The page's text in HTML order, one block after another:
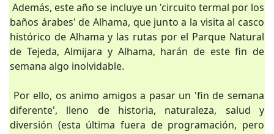
Además, este año se incluye un 'circuito termal por los
baños árabes' de Alhama, que junto a la visita al casco
histórico de Alhama y las rutas por el Parque Natural
de Tejeda, Almijara y Alhama, harán de este fin de
semana algo inolvidable.
Por ello, os animo amigos a pasar un 'fin de semana
diferente', lleno de historia, naturaleza, salud y
diversión (esta última fuera de programación, pero